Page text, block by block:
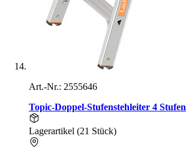
Art.-Nr.: 2555646
Topic-Doppel-Stufenstehleiter 4 Stufen
Lagerartikel (21 Stück)